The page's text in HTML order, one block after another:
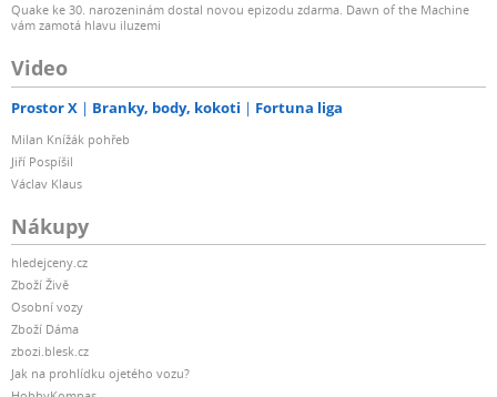
Quake ke 30. narozeninám dostal novou epizodu zdarma. Dawn of the Machine
vám zamotá hlavu iluzemi
Video
Prostor X Branky, body, kokoti Fortuna liga
Milan Knížák pohřeb
Jiří Pospíšil
Václav Klaus
Nákupy
hledejceny.cz
Zboží Živě
Osobní vozy
Zboží Dáma
zbozi.blesk.cz
Jak na prohlídku ojetého vozu?